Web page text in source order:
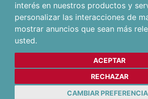
interés en nuestros productos y
personalizar las interacciones de
mostrar anuncios que sean más
usted.
ACEPTAR
RECHAZAR
CAMBIAR